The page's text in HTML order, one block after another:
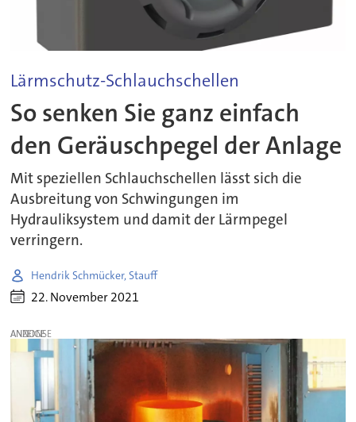
Lärmschutz-Schlauchschellen
So senken Sie ganz einfach
den Geräuschpegel der Anlage
Mit speziellen Schlauchschellen lässt sich die
Ausbreitung von Schwingungen im
Hydrauliksystem und damit der Lärmpegel
verringern.
Hendrik Schmücker, Stauff
22. November 2021
ANZEIGE